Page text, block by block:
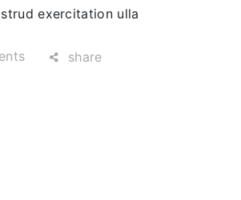
exercitation ulla
share